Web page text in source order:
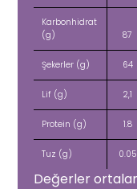
Karbonhidrat
(g)
87
Şekerler (g) 64
Lif (g) 2,1
Protein (g) 1.8
Tuz (g) 0.05
Değerler